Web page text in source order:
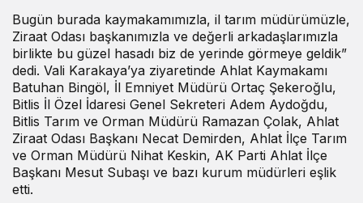
Bugün burada kaymakamımızla, il tarım müdürümüzle,
Ziraat Odası başkanımızla ve değerli arkadaşlarımızla
birlikte bu güzel hasadı biz de yerinde görmeye geldik”
dedi. Vali Karakaya’ya ziyaretinde Ahlat Kaymakamı
Batuhan Bingöl, İl Emniyet Müdürü Ortaç Şekeroğlu,
Bitlis İl Özel İdaresi Genel Sekreteri Adem Aydoğdu,
Bitlis Tarım ve Orman Müdürü Ramazan Çolak, Ahlat
Ziraat Odası Başkanı Necat Demirden, Ahlat İlçe Tarım
ve Orman Müdürü Nihat Keskin, AK Parti Ahlat İlçe
Başkanı Mesut Subaşı ve bazı kurum müdürleri eşlik
etti.